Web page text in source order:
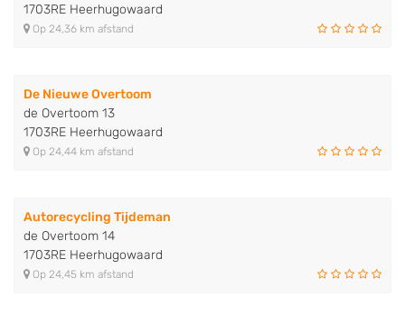
1703RE Heerhugowaard
Op 24,36 km afstand
De Nieuwe Overtoom
de Overtoom 13
1703RE Heerhugowaard
Op 24,44 km afstand
Autorecycling Tijdeman
de Overtoom 14
1703RE Heerhugowaard
Op 24,45 km afstand